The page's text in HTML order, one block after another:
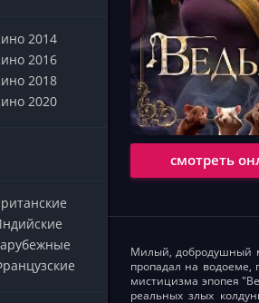
2014
2016
2018
2020
смотреть
Милый, добродушный
пропадал на водоеме,
мистицизма эпопея
реальных злых